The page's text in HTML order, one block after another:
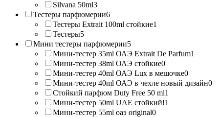
Silvana 50ml3
Тестеры парфюмерии6
Тестеры Extrait 100ml стойкие1
Тестеры5
Мини тестеры парфюмерии5
Мини-тестер 35ml ОАЭ Extrait De Parfum1
Мини-тестер 38ml ОАЭ стойкие0
Мини-тестер 40ml ОАЭ Lux в мешочке0
Мини-тестер 40ml ОАЭ в чехле новый дизайн0
Стойкий парфюм Duty Free 50 ml1
Мини-тестер 50ml UAE стойкий!1
Мини-тестер 55ml оаэ original0